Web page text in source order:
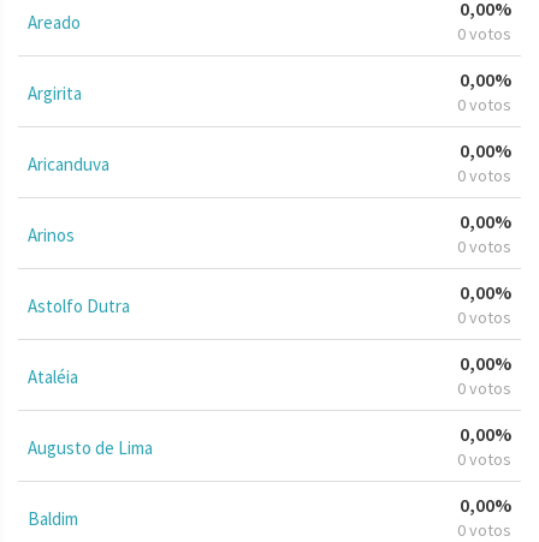
Areado
0,00%
0 votos
Argirita
0,00%
0 votos
Aricanduva
0,00%
0 votos
Arinos
0,00%
0 votos
Astolfo Dutra
0,00%
0 votos
Ataléia
0,00%
0 votos
Augusto de Lima
0,00%
0 votos
Baldim
0,00%
0 votos